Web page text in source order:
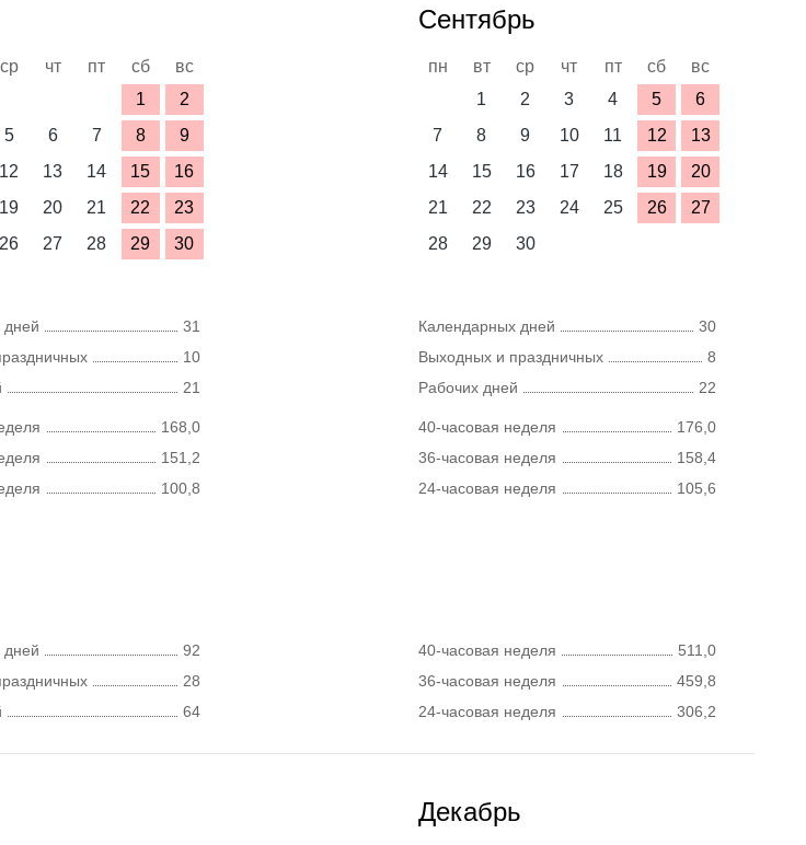
ср чт пт сб
вс
1
2
5 6 7 8
9
12 13 14 15
16
19 20 21 22
23
26 27 28 29
30
дней
31
10
21
168,0
151,2
100,8
Сентябрь
пн вт ср чт пт сб
вс
1
2 3 4 5
6
7
8 9 10 11 12
13
14
15 16 17 18 19
20
21
22 23 24 25 26
27
28
29 30
Календарных дней
30
Выходных и праздничных
8
Рабочих дней
22
40-часовая неделя
176,0
36-часовая неделя
158,4
24-часовая неделя
105,6
дней
92
28
64
40-часовая неделя
511,0
36-часовая неделя
459,8
24-часовая неделя
306,2
Декабрь